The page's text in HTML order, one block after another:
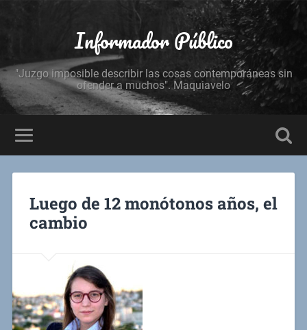
Informador Público
"Juzgo imposible describir las cosas contemporáneas sin
ofender a muchos". Maquiavelo
Luego de 12 monótonos años, el
cambio